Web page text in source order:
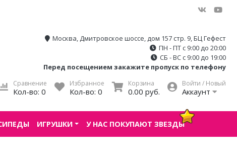
Москва, Дмитровское шоссе, дом 157 стр. 9, БЦ Гефест
ПН - ПТ с 9:00 до 20:00
СБ - ВС с 9:00 до 19:00
Перед посещением закажите пропуск по телефону
Сравнение
Кол-во: 0
Избранное
Кол-во: 0
Корзина
0.00 руб.
Войти / Новый
Аккаунт
ИГРУШКИ У НАС ПОКУПАЮТ ЗВЕЗДЫ